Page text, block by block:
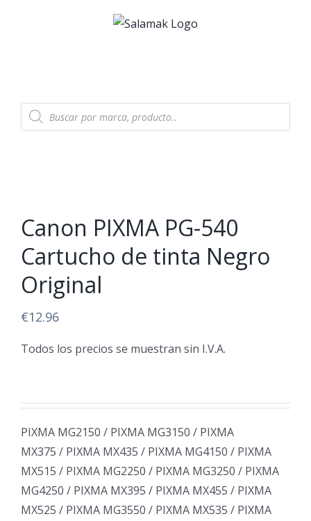
Products
search
Canon PIXMA PG-540
Cartucho de tinta Negro
Original
€12.96
Todos los precios se muestran sin I.V.A.
PIXMA MG2150 / PIXMA MG3150 / PIXMA
MX375 / PIXMA MX435 / PIXMA MG4150 / PIXMA
MX515 / PIXMA MG2250 / PIXMA MG3250 / PIXMA
MG4250 / PIXMA MX395 / PIXMA MX455 / PIXMA
MX525 / PIXMA MG3550 / PIXMA MX535 / PIXMA